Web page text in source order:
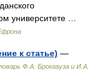
университете …
к статье) —
Ф.А. Брокгауза и И.А.